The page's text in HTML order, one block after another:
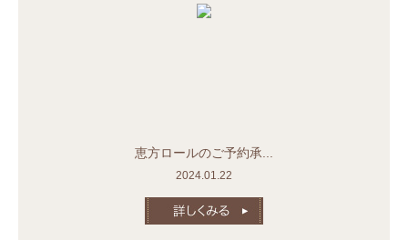
恵方ロールのご予約承...
2024.01.22